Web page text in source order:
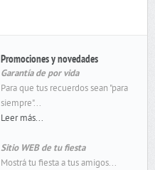
Promociones y novedades
Garantía de por vida
Para que tus recuerdos sean "para
siempre"...
Leer más...
Sitio WEB de tu fiesta
Mostrá tu fiesta a tus amigos...